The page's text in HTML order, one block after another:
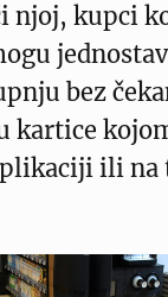
njoj, kupci
bez
ili na